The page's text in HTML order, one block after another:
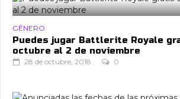
GÉNERO
Puedes jugar Battlerite Royale
octubre al 2 de noviembre
28 de octubre, 2018 0